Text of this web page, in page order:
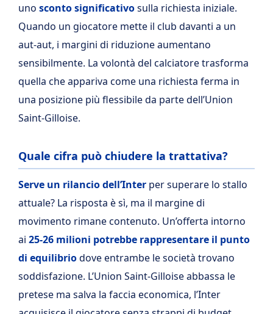
uno sconto significativosulla richiesta iniziale.
Quando un giocatore mette il club davanti a un
aut-aut, i margini di riduzione aumentano
sensibilmente. La volontà del calciatore trasforma
quella che appariva come una richiesta ferma in
una posizione più flessibile da parte dell’Union
Saint-Gilloise.
Quale cifra può chiudere la trattativa?
Serve un rilancio dell’Inter per superare lo stallo
attuale? La risposta è sì, ma il margine di
movimento rimane contenuto. Un’offerta intorno
ai 25-26 milioni potrebbe rappresentare il punto
di equilibriodove entrambe le società trovano
soddisfazione. L’Union Saint-Gilloise abbassa le
pretese ma salva la faccia economica, l’Inter